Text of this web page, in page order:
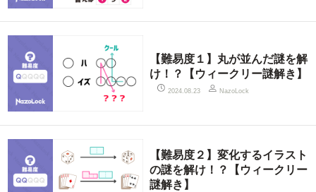
【難易度１】丸が並んだ謎を解
け！？【ウィークリー謎解き】
2024.08.23 NazoLock
【難易度２】変化するイラスト
の謎を解け！？【ウィークリー
謎解き】